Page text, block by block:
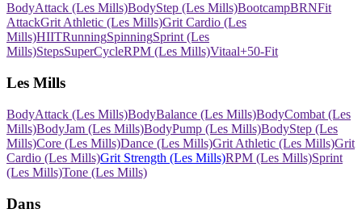
BodyAttack (Les Mills)BodyStep (Les Mills)BootcampBRNFit
AttackGrit Athletic (Les Mills)Grit Cardio (Les
Mills)HIITRunningSpinningSprint (Les
Mills)StepsSuperCycleRPM (Les Mills)Vitaal+50-Fit
Les Mills
BodyAttack (Les Mills)BodyBalance (Les Mills)BodyCombat (Les
Mills)BodyJam (Les Mills)BodyPump (Les Mills)BodyStep (Les
Mills)Core (Les Mills)Dance (Les Mills)Grit Athletic (Les Mills)Grit
Cardio (Les Mills)Grit Strength (Les Mills)RPM (Les Mills)Sprint
(Les Mills)Tone (Les Mills)
Dans